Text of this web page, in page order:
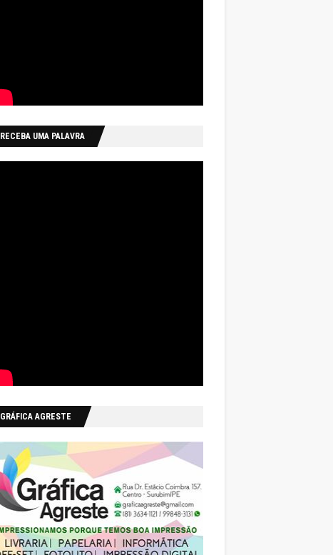
RECEBA UMA PALAVRA
GRÁFICA AGRESTE